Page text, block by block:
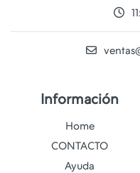
Información
Home
CONTACTO
Ayuda